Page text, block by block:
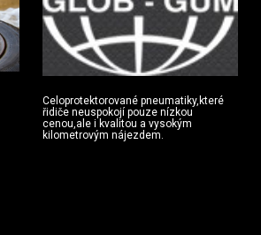
Celoprotektorované pneumatiky,které
řidiče neuspokojí pouze nízkou
cenou,ale i kvalitou a vysokým
kilometrovým nájezdem.